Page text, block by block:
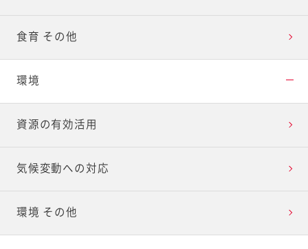
食育 その他
環境
資源の有効活用
気候変動への対応
環境 その他